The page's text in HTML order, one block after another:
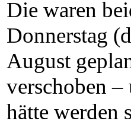
Die waren
Donnerstag
August
verschoben
hätte werden